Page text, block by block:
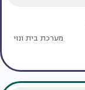
מערכת בית ונוי